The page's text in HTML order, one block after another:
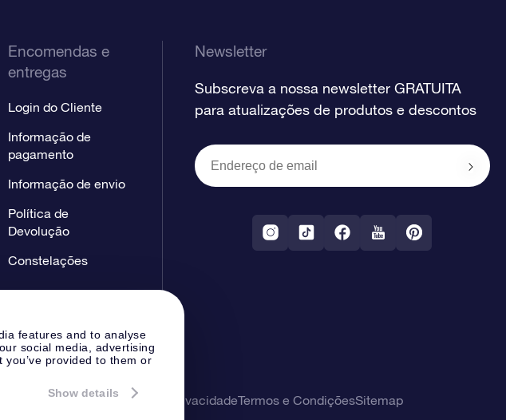
features and to analyse
social media, advertising
provided to them or
Show details
Encomendas e
entregas
Login do Cliente
Informação de
pagamento
Informação de envio
Política de
Devolução
Constelações
Newsletter
Subscreva a nossa newsletter GRATUITA
para atualizações de produtos e descontos
de ImprensaDeclaração de privacidadeTermos e CondiçõesSitemap